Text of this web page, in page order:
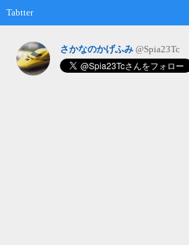
Tabtter
さかなのかげふみ @Spia23Tc